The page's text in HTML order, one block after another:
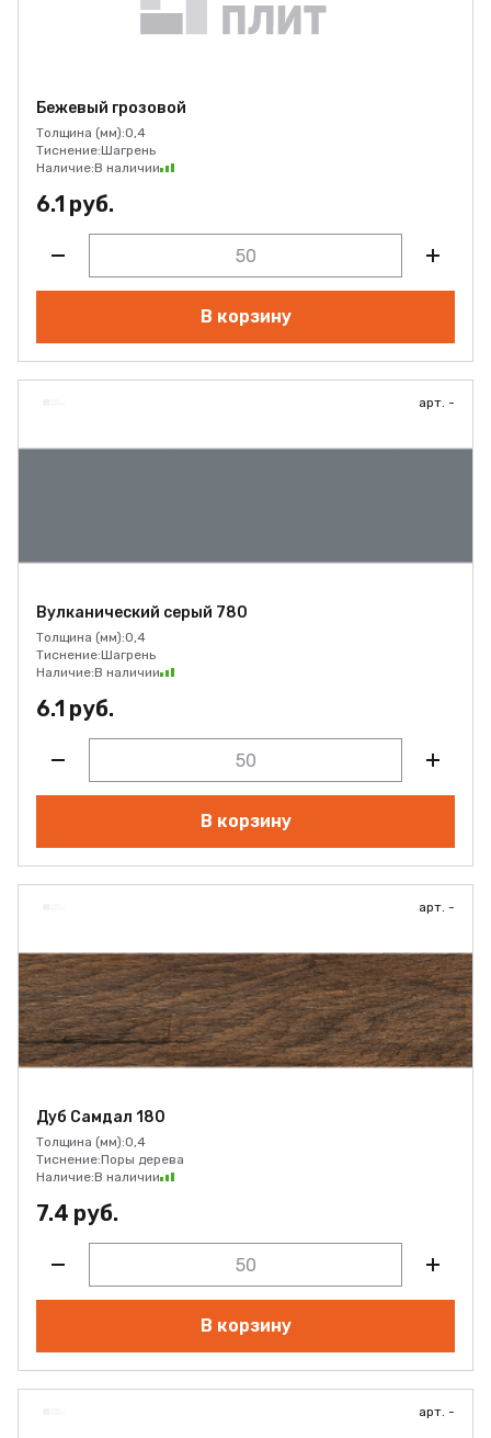
Бежевый грозовой
Толщина (мм):0,4
Тиснение:Шагрень
Наличие:В наличии
6.1 руб.
В корзину
арт. -
Вулканический серый 780
Толщина (мм):0,4
Тиснение:Шагрень
Наличие:В наличии
6.1 руб.
В корзину
арт. -
Дуб Самдал 180
Толщина (мм):0,4
Тиснение:Поры дерева
Наличие:В наличии
7.4 руб.
В корзину
арт. -